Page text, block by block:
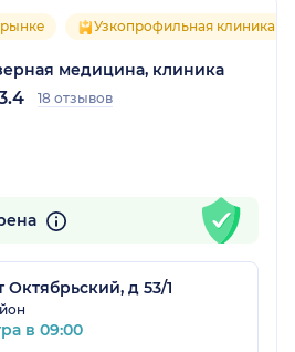
рынке Узкопрофильная клиника
медицина, клиника
18 отзывов
Октябрьский, д 53/1
в 09:00